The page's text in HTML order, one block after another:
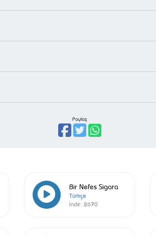
Paylaş
Bir Nefes Sigara
Türkçe
İndir: 2670